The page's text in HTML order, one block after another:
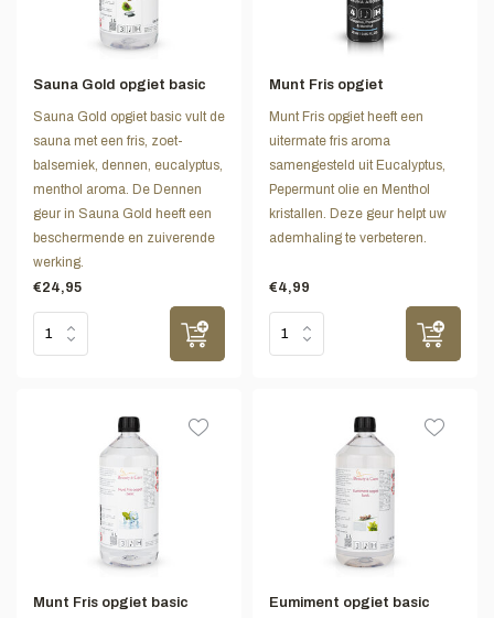
Sauna Gold opgiet basic
Sauna Gold opgiet basic vult de
sauna met een fris, zoet-
balsemiek, dennen, eucalyptus,
menthol aroma. De Dennen
geur in Sauna Gold heeft een
beschermende en zuiverende
werking.
€24,95
Munt Fris opgiet
Munt Fris opgiet heeft een
uitermate fris aroma
samengesteld uit Eucalyptus,
Pepermunt olie en Menthol
kristallen. Deze geur helpt uw
ademhaling te verbeteren.
€4,99
Munt Fris opgiet basic Eumiment opgiet basic